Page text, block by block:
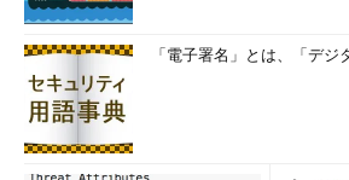
「電子署名」とは、「デジ